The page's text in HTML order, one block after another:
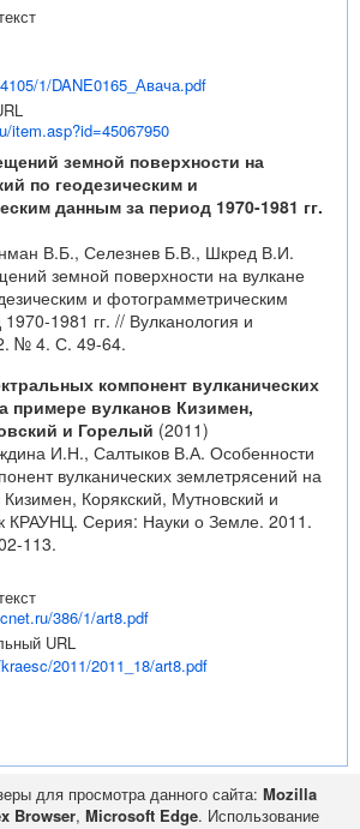
1/DANE0165_Авача.pdf
item.asp?id=45067950
земной поверхности на
по геодезическим и
данным за период 1970-1981 гг.
В.Б., Селезнев Б.В., Шкред В.И.
земной поверхности на вулкане
и фотограмметрическим
1981 гг. // Вулканология и
№ 4. С. 49-64.
компонент вулканических
примере вулканов Кизимен,
и Горелый (2011)
И.Н., Салтыков В.А. Особенности
вулканических землетрясений на
Корякский, Мутновский и
КРАУНЦ. Серия: Науки о Земле. 2011.
113.
386/1/art8.pdf
2011/2011_18/art8.pdf
для просмотра данного сайта: Mozilla
Browser, Microsoft Edge. Использование